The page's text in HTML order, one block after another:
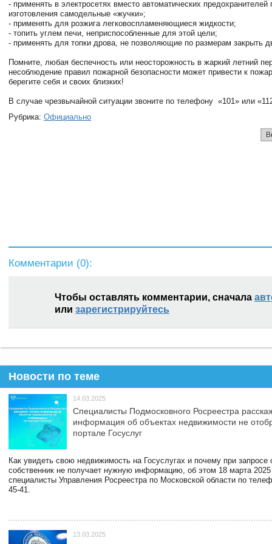
- применять в электросетях вместо автоматических
изготовления самодельные «жучки»;
- применять для розжига легковоспламеняющиеся жидкости;
- топить углем печи, неприспособленные для этой цели;
- применять для топки дрова, не позволяющие по размерам закрыть
Помните, любая беспечность или неосторожность в жаркий летний
несоблюдение правил пожарной безопасности может привести к
берегите себя и своих близких!
В случае чрезвычайной ситуации звоните по телефону «101» или
Рубрика: Официально
Комментарии (0):
Чтобы оставлять комментарии, сначала
или зарегистрируйтесь
Новости по теме
14.03.2025
Специалисты Подмосковного Росреестра
информация об объектах недвижимости не
портале Госуслуг
Как увидеть свою недвижимость на Госуслугах и почему при запросе
собственник не получает нужную информацию, об этом 18 марта 2025
специалисты Управления Росреестра по Московской области по
45-41.
13.03.2025